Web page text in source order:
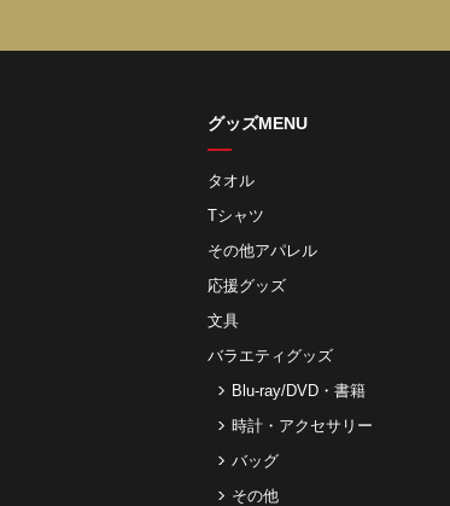
グッズMENU
タオル
Tシャツ
その他アパレル
応援グッズ
文具
バラエティグッズ
Blu-ray/DVD・書籍
時計・アクセサリー
バッグ
その他